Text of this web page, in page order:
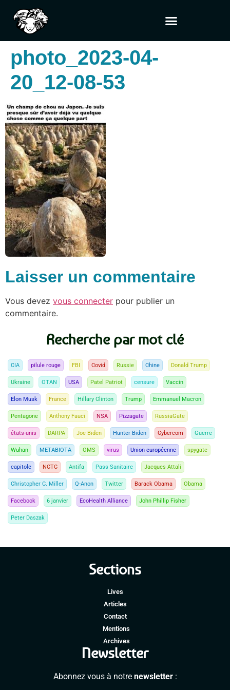
photo_2023-04-
20_12-08-53
Laisser un commentaire
Vous devez vous connecter pour publier un
commentaire.
Recherche par mot clé
CIA pilule rouge FBI Covid Russie Chine Donald Trump
Ukraine OTAN USA Patel Patriot censure Vaccin
Elon Musk France Hillary Clinton Trump Emmanuel Macron
Pentagone Anthony Fauci NSA Pizzagate RussiaGate
états-unis DARPA Joe Biden Hunter Biden Cybercom Guerre
Wuhan METABIOTA OMS virus Union européenne spygate
capitole NCTC Antifa Pass Sanitaire Jacques Attali
Christopher C. Miller Q-Anon Twitter Barack Obama Obama
Facebook 6 janvier EcoHealth Alliance John Phillip Fisher
Peter Daszak
Sections
Lives
Articles
Contact
Mentions
Archives
Newsletter
Abonnez vous à notre newsletter: